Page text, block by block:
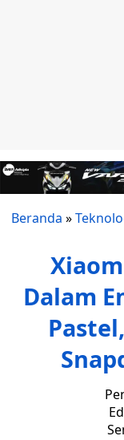
Beranda »
Dalam